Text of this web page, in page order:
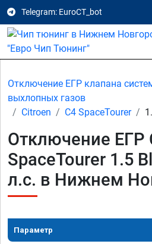
Telegram: EuroCT_bot
Отключение ЕГР клапана
выхлопных газов
Citroen
C4 SpaceTourer
Отключение ЕГР
SpaceTourer 1.5
л.с. в Нижнем
Параметр